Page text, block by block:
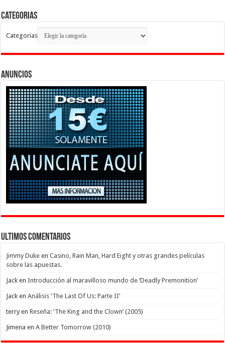
Categorias
Categorias
Anuncios
Ultimos Comentarios
Jimmy Duke enCasino, Rain Man, Hard Eight y otras grandes películas
sobre las apuestas.
Jack enIntroducción al maravilloso mundo de ‘Deadly Premonition’
Jack enAnálisis ‘The Last Of Us: Parte II’
terryenReseña: ‘The King and the Clown’ (2005)
Jimena enA Better Tomorrow (2010)